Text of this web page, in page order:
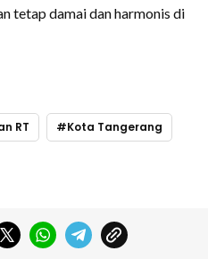
tetap damai dan harmonis di
RT Kota Tangerang